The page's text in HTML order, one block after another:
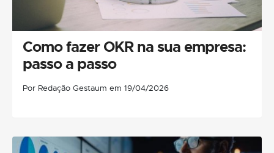
Como fazer OKR na sua empresa:
passo a passo
Por Redação Gestaum em 19/04/2026